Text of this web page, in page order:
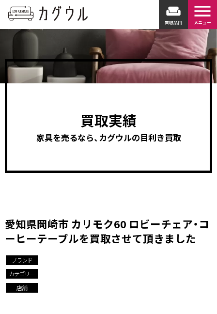
weekend
買取品目
menu
メニュー
買取実績
家具を売るなら、カグウルの目利き買取
愛知県岡崎市 カリモク60 ロビーチェア・コ
ーヒーテーブルを買取させて頂きました
ブランド
カテゴリー
店舗